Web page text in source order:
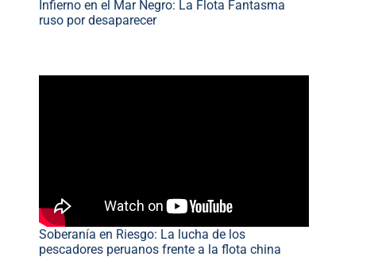
Infierno en el Mar Negro: La Flota Fantasma
ruso por desaparecer
Soberanía en Riesgo: La lucha de los
pescadores peruanos frente a la flota china